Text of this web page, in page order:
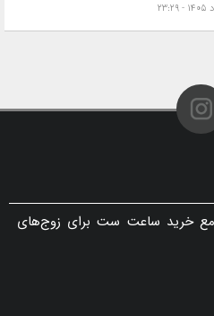
خرید ساعت ست برای زوج‌های